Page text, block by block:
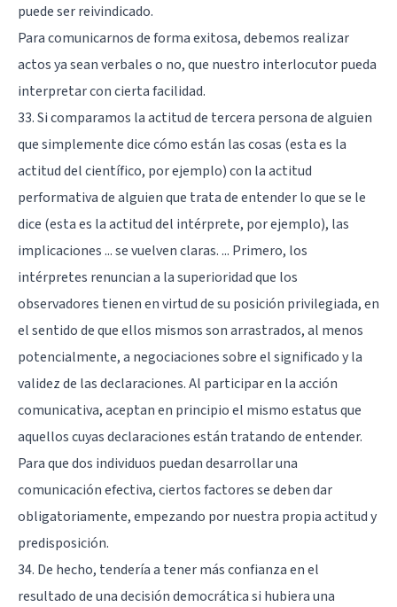
puede ser reivindicado.
Para comunicarnos de forma exitosa, debemos realizar
actos ya sean verbales o no, que nuestro interlocutor pueda
interpretar con cierta facilidad.
33. Si comparamos la actitud de tercera persona de alguien
que simplemente dice cómo están las cosas (esta es la
actitud del científico, por ejemplo) con la actitud
performativa de alguien que trata de entender lo que se le
dice (esta es la actitud del intérprete, por ejemplo), las
implicaciones ... se vuelven claras. ... Primero, los
intérpretes renuncian a la superioridad que los
observadores tienen en virtud de su posición privilegiada, en
el sentido de que ellos mismos son arrastrados, al menos
potencialmente, a negociaciones sobre el significado y la
validez de las declaraciones. Al participar en la acción
comunicativa, aceptan en principio el mismo estatus que
aquellos cuyas declaraciones están tratando de entender.
Para que dos individuos puedan desarrollar una
comunicación efectiva, ciertos factores se deben dar
obligatoriamente, empezando por nuestra propia actitud y
predisposición.
34. De hecho, tendería a tener más confianza en el
resultado de una decisión democrática si hubiera una